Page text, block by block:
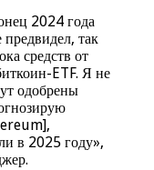
2024 года
так
средств от
ETF. Я не
одобрены
в 2025 году»,